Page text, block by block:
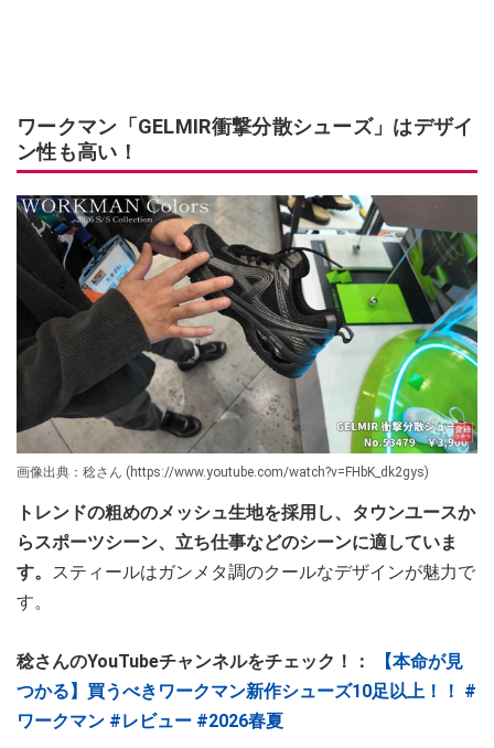
ワークマン「GELMIR衝撃分散シューズ」はデザイ
ン性も高い！
画像出典：稔さん (https://www.youtube.com/watch?v=FHbK_dk2gys)
トレンドの粗めのメッシュ生地を採用し、タウンユースか
らスポーツシーン、立ち仕事などのシーンに適していま
す。 スティールはガンメタ調のクールなデザインが魅力で
す。
稔さんのYouTubeチャンネルをチェック！：
【本命が見
つかる】買うべきワークマン新作シューズ10足以上！！ #
ワークマン #レビュー #2026春夏